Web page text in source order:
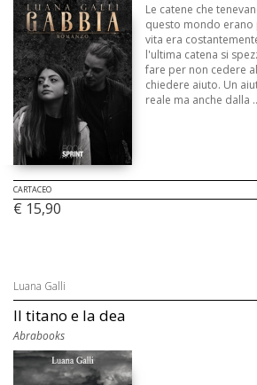
Le catene che
questo mondo erano
vita era
l'ultima catena si
fare per non cedere
chiedere aiuto. Un
reale ma anche dalla
CARTACEO
€ 15,90
Luana Galli
Il titano e la dea
Abrabooks